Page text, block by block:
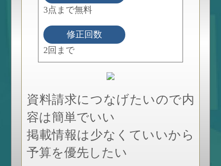
3点まで無料
修正回数
2回まで
資料請求につなげたいので内
容は簡単でいい
掲載情報は少なくていいから
予算を優先したい